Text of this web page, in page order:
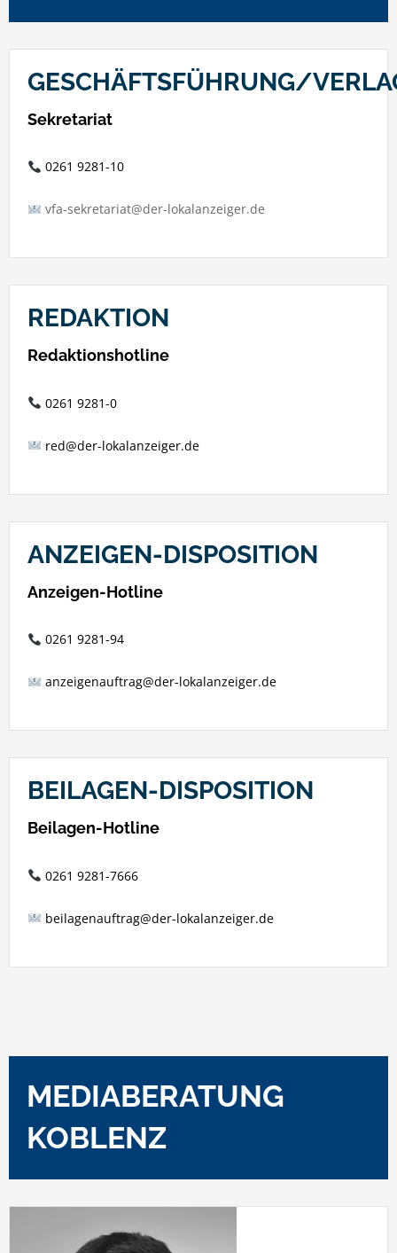
GESCHÄFTSFÜHRUNG/
Sekretariat
0261 9281-10
vfa-sekretariat@der-lokalanzeiger.de
REDAKTION
Redaktionshotline
0261 9281-0
red@der-lokalanzeiger.de
ANZEIGEN-DISPOSITION
Anzeigen-Hotline
0261 9281-94
anzeigenauftrag@der-lokalanzeiger.de
BEILAGEN-DISPOSITION
Beilagen-Hotline
0261 9281-7666
beilagenauftrag@der-lokalanzeiger.de
MEDIABERATUNG
KOBLENZ